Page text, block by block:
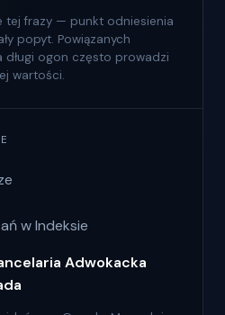
tej frazy — punkt odniesienia
popyt. Powiązanych
długi ogon często prowadzi
wartości.
w Indeksie
Adwokacka